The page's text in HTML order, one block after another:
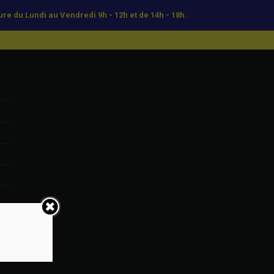
du Lundi au Vendredi 9h - 12h et de 14h - 18h.